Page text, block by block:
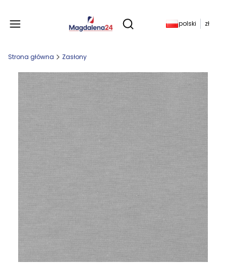
Otwórz wyszukiwarkę
Produkty w
polski zł
Strona główna Zasłony